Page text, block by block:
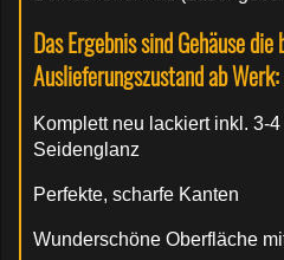
Das Ergebnis sind Gehäuse
Auslieferungszustand ab Werk:
Komplett neu lackiert inkl. 3-
Seidenglanz
Perfekte, scharfe Kanten
Wunderschöne Oberfläche